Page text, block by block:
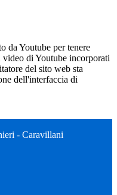
da Youtube per tenere
video di Youtube incorporati
del sito web sta
dell'interfaccia di
- Caravillani